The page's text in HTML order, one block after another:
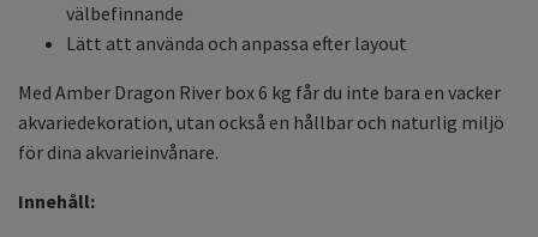
välbefinnande
Lätt att använda och anpassa efter layout
Med Amber Dragon River box 6 kg får du inte bara en vacker
akvariedekoration, utan också en hållbar och naturlig miljö
för dina akvarieinvånare.
Innehåll: